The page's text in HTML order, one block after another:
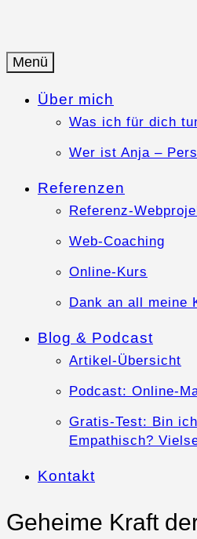
Anja-Teuner.de
Web-Business mit
Menü
Über mich
Was ich für dich
Wer ist Anja –
Referenzen
Referenz-
Web-Coaching
Online-Kurs
Dank an all meine
Blog & Podcast
Artikel-Übersicht
Podcast: Online-
Gratis-Test: Bin
Empathisch?
Kontakt
Geheime Kraft